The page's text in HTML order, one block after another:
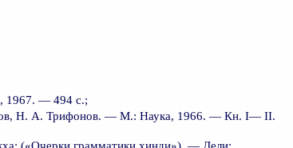
1967. — 494 с.;
Н. А. Трифонов. — М.: Наука, 1966. — Кн. I— II.
(«Очерки грамматики хинди»). — Дели: